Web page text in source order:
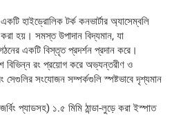
হাইড্রোলিক টর্ক কনভার্টার অ্যাসেম্বলি
হয়। সমস্ত উপাদান বিদ্যমান, যা
একটি বিস্তৃত প্রদর্শন প্রদান করে।
বিভিন্ন রং প্রয়োগ করে অভ্যন্তরীণ ও
সেগুলির সংযোজন সম্পর্কগুলি স্পষ্টভাবে দৃশ্যমান
প্যাডসহ) ১.৫ মিমি ঠান্ডা-লুড়ে করা ইস্পাত